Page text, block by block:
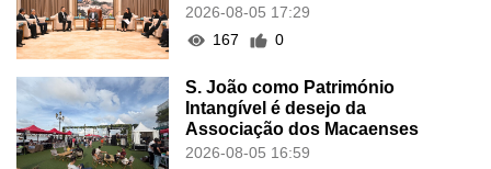
2026-08-05 17:29
167
0
S. João como Património
Intangível é desejo da
Associação dos Macaenses
2026-08-05 16:59